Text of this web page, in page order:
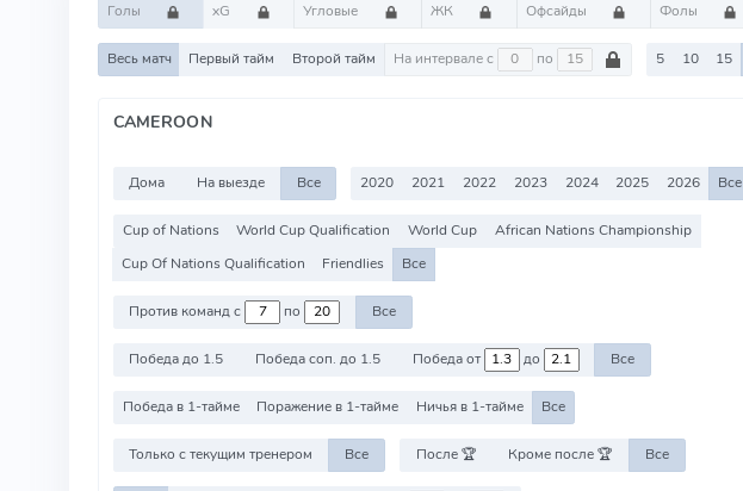
Голы xG Угловые ЖК Офсайды Фолы
Весь матч Первый тайм Второй тайм На интервале с по 5 10 15
CAMEROON
Дома На выезде Все 2020 2021 2022 2023 2024 2025 2026 Все
Cup of Nations World Cup Qualification World Cup
African Nations Championship
Cup Of Nations Qualification
Friendlies Все
Против команд с по Все
Победа до 1.5 Победа соп. до 1.5 Победа от до Все
Победа в 1-тайме Поражение в 1-тайме Ничья в 1-тайме Все
Только с текущим тренером Все После 🏆 Кроме после 🏆 Все